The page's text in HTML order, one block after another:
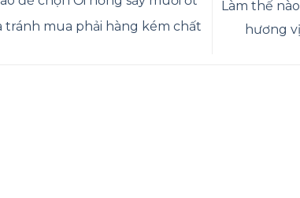
tránh mua phải hàng kém chất
Làm thế
hương